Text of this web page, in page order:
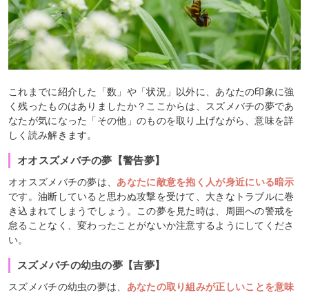
これまでに紹介した「数」や「状況」以外に、あなたの印象に強
く残ったものはありましたか？ここからは、スズメバチの夢であ
なたが気になった「その他」のものを取り上げながら、意味を詳
しく読み解きます。
オオスズメバチの夢【警告夢】
オオスズメバチの夢は、あなたに敵意を抱く人が身近にいる暗示
です。油断していると思わぬ攻撃を受けて、大きなトラブルに巻
き込まれてしまうでしょう。この夢を見た時は、周囲への警戒を
怠ることなく、変わったことがないか注意するようにしてくださ
い。
スズメバチの幼虫の夢【吉夢】
スズメバチの幼虫の夢は、 あなたの取り組みが正しいことを意味